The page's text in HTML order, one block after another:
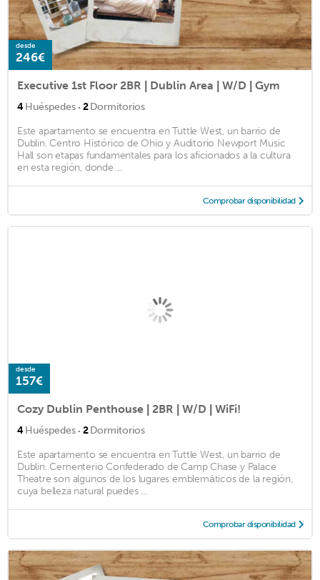
desde
246€
Executive 1st Floor 2BR | Dublin Area | W/D | Gym
4Huéspedes · 2Dormitorios
Este apartamento se encuentra en Tuttle West, un barrio de
Dublin. Centro Histórico de Ohio y Auditorio Newport Music
Hall son etapas fundamentales para los aficionados a la cultura
en esta región, donde ...
Comprobar disponibilidad
desde
157€
Cozy Dublin Penthouse | 2BR | W/D | WiFi!
4Huéspedes · 2Dormitorios
Este apartamento se encuentra en Tuttle West, un barrio de
Dublin. Cementerio Confederado de Camp Chase y Palace
Theatre son algunos de los lugares emblemáticos de la región,
cuya belleza natural puedes ...
Comprobar disponibilidad